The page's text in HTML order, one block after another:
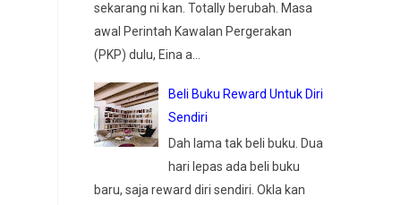
sekarang ni kan. Totally berubah. Masa
awal Perintah Kawalan Pergerakan
(PKP) dulu, Eina a...
Beli Buku Reward Untuk Diri
Sendiri
Dah lama tak beli buku. Dua
hari lepas ada beli buku
baru, saja reward diri sendiri. Okla kan